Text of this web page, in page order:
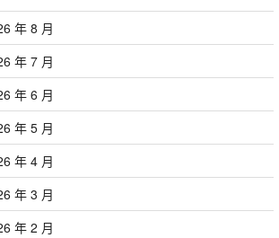
年 8 月
年 7 月
年 6 月
年 5 月
年 4 月
年 3 月
年 2 月